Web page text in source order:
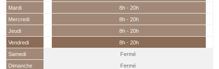
Mardi
8h - 20h
Mercredi
8h - 20h
Jeudi
8h - 20h
Vendredi
8h - 20h
Samedi
Fermé
Dimanche
Fermé